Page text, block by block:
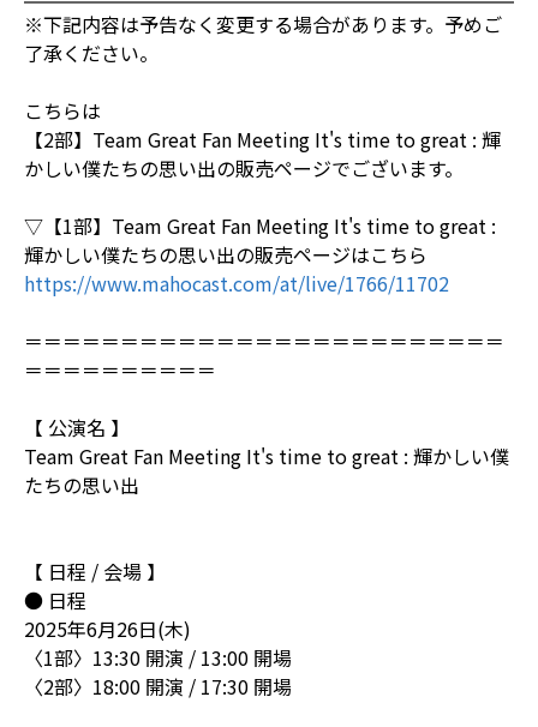
※下記内容は予告なく変更する場合があります。予めご
了承ください。
こちらは
【2部】Team Great Fan Meeting It's time to great : 輝
かしい僕たちの思い出の販売ページでございます。
▽【1部】Team Great Fan Meeting It's time to great :
輝かしい僕たちの思い出の販売ページはこちら
https://www.mahocast.com/at/live/1766/11702
＝＝＝＝＝＝＝＝＝＝＝＝＝＝＝＝＝＝＝＝＝＝＝＝＝
＝＝＝＝＝＝＝＝＝＝
【 公演名 】
Team Great Fan Meeting It's time to great : 輝かしい僕
たちの思い出
【 日程 / 会場 】
● 日程
2025年6月26日(木)
〈1部〉13:30 開演 / 13:00 開場
〈2部〉18:00 開演 / 17:30 開場